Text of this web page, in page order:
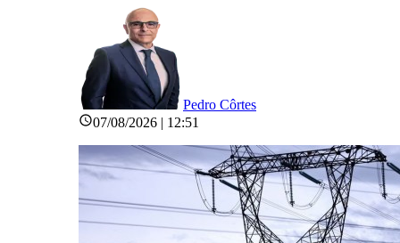
Pedro Côrtes
07/08/2026 | 12:51